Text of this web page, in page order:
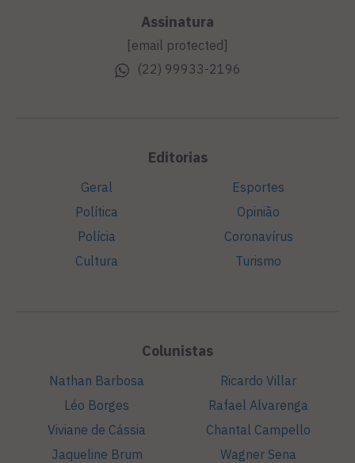
Assinatura
[email protected]
(22) 99933-2196
Editorias
Geral
Política
Polícia
Cultura
Esportes
Opinião
Coronavírus
Turismo
Colunistas
Nathan Barbosa
Léo Borges
Viviane de Cássia
Jaqueline Brum
Ricardo Villar
Rafael Alvarenga
Chantal Campello
Wagner Sena